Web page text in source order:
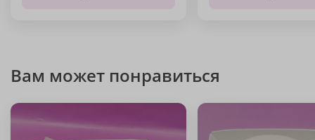
Вам может понравиться